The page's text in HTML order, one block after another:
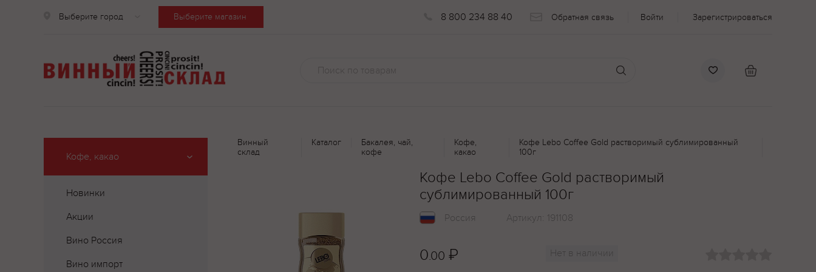
Выберите город Выберите магазин 8 800 234 88 40 Обратная связь Войти Зарегистрироваться
Кофе, какао
Новинки
Акции
Вино Россия
Вино импорт
Винный
склад
Каталог
Бакалея, чай,
кофе
Кофе,
какао
Кофе Lebo Coffee Gold растворимый сублимированный
100г
Кофе Lebo Coffee Gold растворимый
сублимированный 100г
Россия Артикул: 191108
0.00 ₽
Нет в наличии